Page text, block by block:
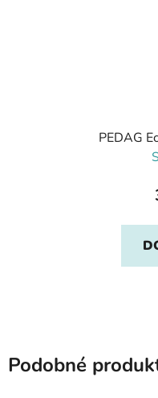
PEDAG
Podobné